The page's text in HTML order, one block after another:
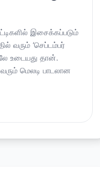
இசைக்கப்படும்
வரும் ‘செப்டம்பர்
உடையது தான்.
வரும் மெலடி பாடலான